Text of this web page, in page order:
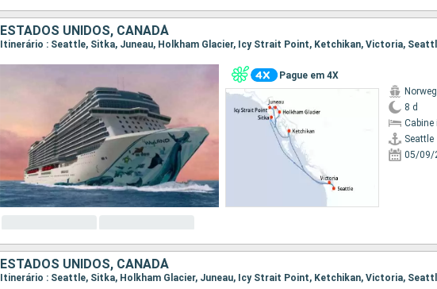
ESTADOS UNIDOS, CANADÁ
Itinerário : Seattle, Sitka, Juneau, Holkham Glacier, Icy Strait Point, Ketchikan, Victoria,
Pague em 4X
8 d
Cabine
Seattle
05/09/
ESTADOS UNIDOS, CANADÁ
Itinerário : Seattle, Sitka, Holkham Glacier, Juneau, Icy Strait Point, Ketchikan, Victoria,